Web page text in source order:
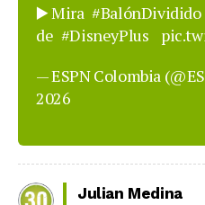
▶️ Mira #BalónDividido
de #DisneyPlus
— ESPN Colombia
2026
Julian Medina